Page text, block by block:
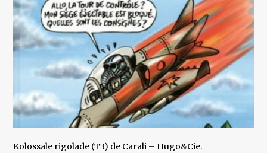
Kolossale rigolade (T3) de Carali – Hugo&Cie.